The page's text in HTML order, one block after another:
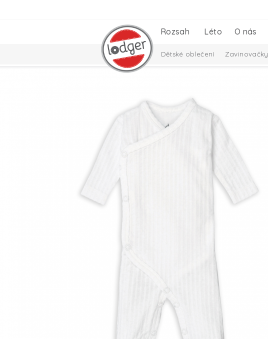
Rozsah Léto O nás
Dětské oblečení Zavinovačky